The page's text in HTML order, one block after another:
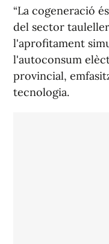
“La cogeneració
del sector
l'aprofitament
l'autoconsum
provincial,
tecnologia.